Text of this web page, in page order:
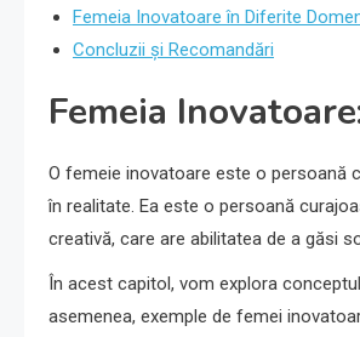
Femeia Inovatoare în Diferite
Concluzii și Recomandări
Femeia
O femeie inovatoare este o persoană
în realitate. Ea este o persoană
creativă, care are abilitatea de a găsi
În acest capitol, vom explora
asemenea, exemple de femei